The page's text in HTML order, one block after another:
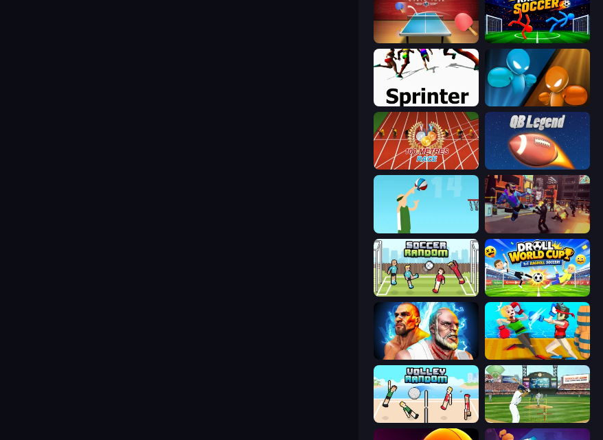
Table Tennis World Tour Ragdoll Soccer 2 Players
Sprinter Drunken Boxing
100 Meters Race 2 Minute Football QB Legend
Street Ball Jam Cyber Rage: Retribution
Soccer Random Droll World Cup
Fighter Legends Duo Funny Ragdoll Wrestlers
Volley Random Baseball